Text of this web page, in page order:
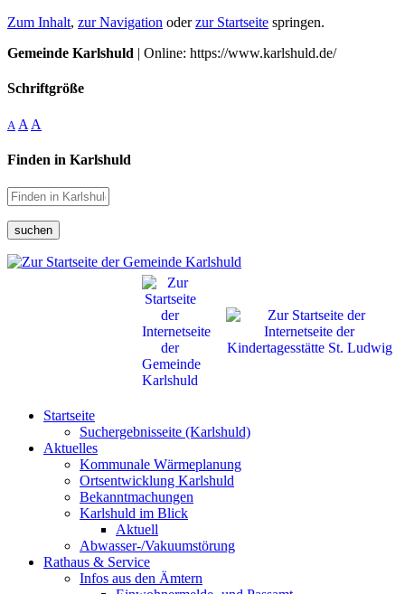
Zum Inhalt, zur Navigation oderzur Startseite springen.
Gemeinde Karlshuld | Online: https://www.karlshuld.de/
Schriftgröße
A A A
Finden in Karlshuld
suchen
Startseite
Suchergebnisseite (Karlshuld)
Aktuelles
Kommunale Wärmeplanung
Ortsentwicklung Karlshuld
Bekanntmachungen
Karlshuld im Blick
Aktuell
Abwasser-/Vakuumstörung
Rathaus & Service
Infos aus den Ämtern